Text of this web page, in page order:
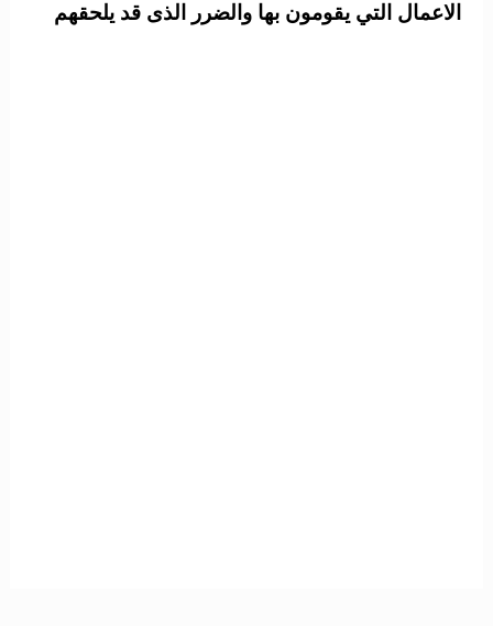
الاعمال التي يقومون بها والضرر الذى قد يلحقهم